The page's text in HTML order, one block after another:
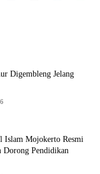
Digembleng Jelang
Islam Mojokerto Resmi
Pendidikan